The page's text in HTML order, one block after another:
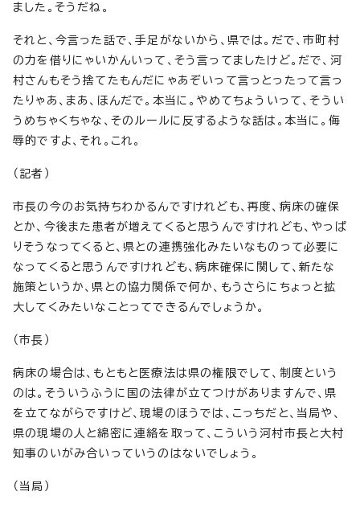
ました。そうだね。
それと、今言った話で、手足がないから、県では。だで、市町村
の力を借りにゃいかんいって、そう言ってましたけど。だで、河
村さんもそう捨てたもんだにゃあぞいって言っとったって言っ
たりゃあ、まあ、ほんだで。本当に。やめてちょういって、そうい
うめちゃくちゃな、そのルールに反するような話は。本当に。侮
辱的ですよ、それ。これ。
（記者）
市長の今のお気持ちわかるんですけれども、再度、病床の確保
とか、今後また患者が増えてくると思うんですけれども、やっぱ
りそうなってくると、県との連携強化みたいなものって必要に
なってくると思うんですけれども、病床確保に関して、新たな
施策というか、県との協力関係で何か、もうさらにちょっと拡
大してくみたいなことってできるんでしょうか。
（市長）
病床の場合は、もともと医療法は県の権限でして、制度という
のは。そういうふうに国の法律が立てつけがありますんで、県
を立てながらですけど、現場のほうでは、こっちだと、当局や、
県の現場の人と綿密に連絡を取って、こういう河村市長と大村
知事のいがみ合いっていうのはないでしょう。
（当局）